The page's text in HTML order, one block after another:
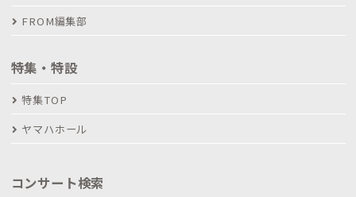
FROM編集部
特集・特設
特集TOP
ヤマハホール
コンサート検索